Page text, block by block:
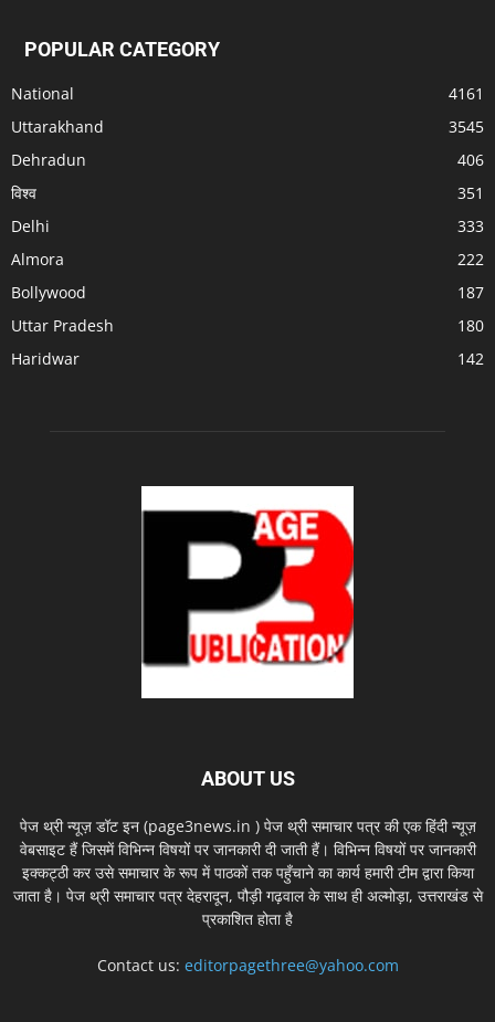
POPULAR CATEGORY
National
4161
Uttarakhand
3545
Dehradun
406
विश्व
351
Delhi
333
Almora
222
Bollywood
187
Uttar Pradesh
180
Haridwar
142
ABOUT US
पेज थ्री न्यूज़ डॉट इन (page3news.in ) पेज थ्री समाचार पत्र की एक हिंदी न्यूज़
वेबसाइट हैं जिसमें विभिन्न विषयों पर जानकारी दी जाती हैं। विभिन्न विषयों पर जानकारी
इक्कट्ठी कर उसे समाचार के रूप में पाठकों तक पहुँचाने का कार्य हमारी टीम द्वारा किया
जाता है। पेज थ्री समाचार पत्र देहरादून, पौड़ी गढ़वाल के साथ ही अल्मोड़ा, उत्तराखंड से
प्रकाशित होता है
Contact us: editorpagethree@yahoo.com